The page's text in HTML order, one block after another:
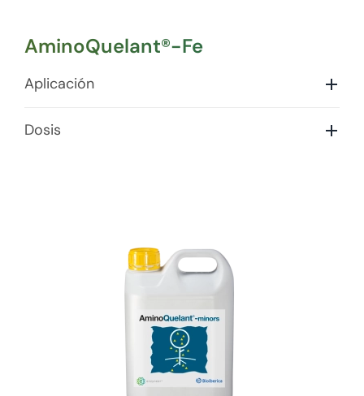
AminoQuelant®-Fe
Aplicación
Dosis